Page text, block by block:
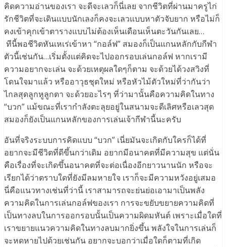
คิดความอ่านของเรา จะดีจะเลวก็นี่เลย จากชีวิตที่ผ่านมาครูไก่
รักชีวิตที่จะเดินแบบนักเลงก็คงจะเลวแบบหาตัวจับยาก หรือไม่ก็
คงเข้าคุกเข้าตารางแบบไม่ต้องเห็นเดือนเห็นตะวันกันเลย…
ทีนี้พอชีวิตหันเหเร่เข้าหา “กอล์ฟ” สมองก็เป็นแกนหลักกับกีฬา
ตัวนี้เช่นกัน…เริ่มตั้งแต่คิดจะไปออกรอบเล่นกอล์ฟ หากเรามี
ความอยากจะเล่น จะด้วยเหตุผลใดๆก็ตาม จะด้วยได้วงสวิงที่
โดนใจมาแล้ว หรืออาวุธชุดใหม่ หรือหัวไม้ตัวใหม่ที่ว่ากันว่า
ไกลสุดลูกหูลูกตา จะด้วยอะไรๆ ที่ว่ามานั้นคือความคิดในทาง
“บวก” แม้ขณะที่เรากำลังตะลุยอยู่ในสนามจะดีเลิศหรือเลวสุด
สมองก็ยังเป็นแกนหลักของการเล่นเจ้ากีฬานี้นะครับ
อันที่จริงระบบการคิดแบบ “บวก” เนี่ยมันจะเกิดกับใครก็ได้ที่
อยากจะมีชีวิตที่ดีขึ้นกว่าเดิม อยากมีอนาคตที่มีความสุข แต่นั่น
คือเรื่องที่จะเกิดขึ้นอนาคตที่จะต่อเนื่องอีกยาวนานนัก หรือจะ
เรียกได้ว่าตราบใดที่ยังมีลมหายใจ เราก็จะมีความหวังอยู่เสมอ
นี่คือแนวทางเช่นที่ว่านี้ เราสามารถจะย่นย่อเอามาเป็นพลัง
ความคิดในการเล่นกอล์ฟของเรา การจะขยับขยายความคิดที่
เป็นทางลบในการออกรอบนั้นเป็นความผิดมหันต์ เพราะเมื่อใดที่
เราขยายแนวความคิดในทางลบมากยิ่งขึ้น พลังใจในการเล่นก็
จะหดหายไปด้วยเช่นกัน อยากจะบอกว่าเมื่อใดก็ตามที่เกิด